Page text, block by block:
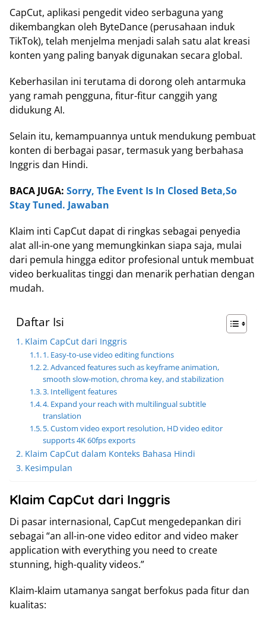
CapCut, aplikasi pengedit video serbaguna yang
dikembangkan oleh ByteDance (perusahaan induk
TikTok), telah menjelma menjadi salah satu alat kreasi
konten yang paling banyak digunakan secara global.
Keberhasilan ini terutama di dorong oleh antarmuka
yang ramah pengguna, fitur-fitur canggih yang
didukung AI.
Selain itu, kemampuannya untuk mendukung pembuat
konten di berbagai pasar, termasuk yang berbahasa
Inggris dan Hindi.
BACA JUGA: Sorry, The Event Is In Closed Beta,So
Stay Tuned. Jawaban
Klaim inti CapCut dapat di ringkas sebagai penyedia
alat all-in-one yang memungkinkan siapa saja, mulai
dari pemula hingga editor profesional untuk membuat
video berkualitas tinggi dan menarik perhatian dengan
mudah.
Daftar Isi
Klaim CapCut dari Inggris
1. Easy-to-use video editing functions
2. Advanced features such as keyframe animation,
smooth slow-motion, chroma key, and stabilization
3. Intelligent features
4. Expand your reach with multilingual subtitle
translation
5. Custom video export resolution, HD video editor
supports 4K 60fps exports
Klaim CapCut dalam Konteks Bahasa Hindi
Kesimpulan
Klaim CapCut dari Inggris
Di pasar internasional, CapCut mengedepankan diri
sebagai “an all-in-one video editor and video maker
application with everything you need to create
stunning, high-quality videos.”
Klaim-klaim utamanya sangat berfokus pada fitur dan
kualitas: